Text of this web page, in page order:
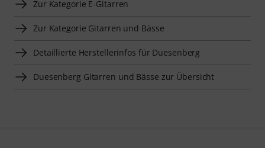
Zur Kategorie E-Gitarren
Zur Kategorie Gitarren und Bässe
Detaillierte Herstellerinfos für Duesenberg
Duesenberg Gitarren und Bässe zur Übersicht